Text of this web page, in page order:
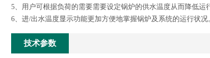
5、用户可根据负荷的需要需要设定锅炉的供水温度从而降低运
6、进/出水温度显示功能更加方便地掌握锅炉及系统的运行状况
技术参数